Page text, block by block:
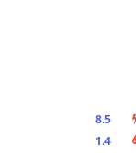
8.5
1.4